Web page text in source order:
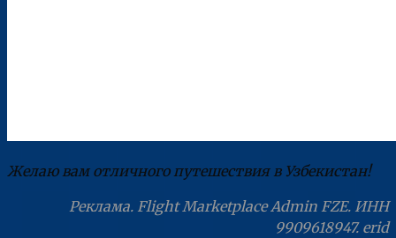
Желаю вам отличного путешествия в Узбекистан!
Реклама. Flight Marketplace Admin FZE. ИНН
9909618947. erid